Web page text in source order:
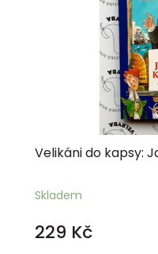
Velikáni do kapsy:
Skladem
229 Kč